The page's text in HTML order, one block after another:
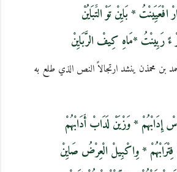
افْعَيَِينْتُ * بَايِنْ تَوْ التََبَايُنْ
ءً رَبِينْتُ *مَاهِ كِيفْ الرَّبَايِنْ
بن محمذن ينشد ارتجالاً النص الذي طلع به
إِدَابْهُمْ * وَزْيَنْ لَدَابْ أَدَابْهُمْ
فِتْرَابْهُمْ * وِاكْبِيلْ الْعِرْضُ صَايِنْ